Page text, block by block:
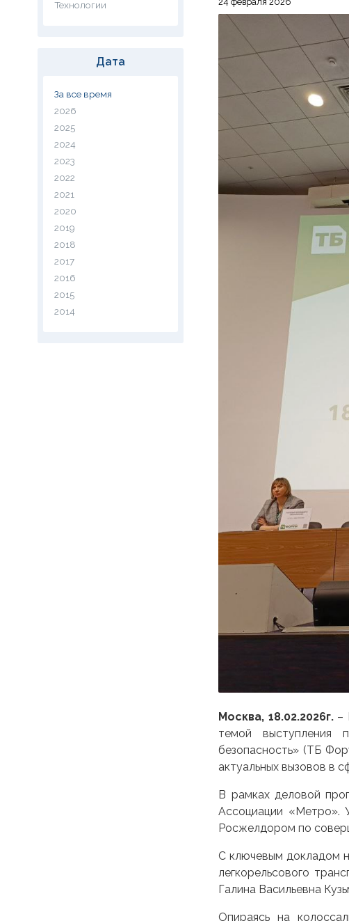
Технологии
Дата
За все время
2026
2025
2024
2023
2022
2021
2020
2019
2018
2017
2016
2015
2014
Москва, 18.02.2026г.–
темой
безопасность» (ТБ
актуальных вызовов в
В рамках деловой
Ассоциации «Метро».
Росжелдором по
С ключевым докладом
легкорельсового
Галина Васильевна
Опираясь на